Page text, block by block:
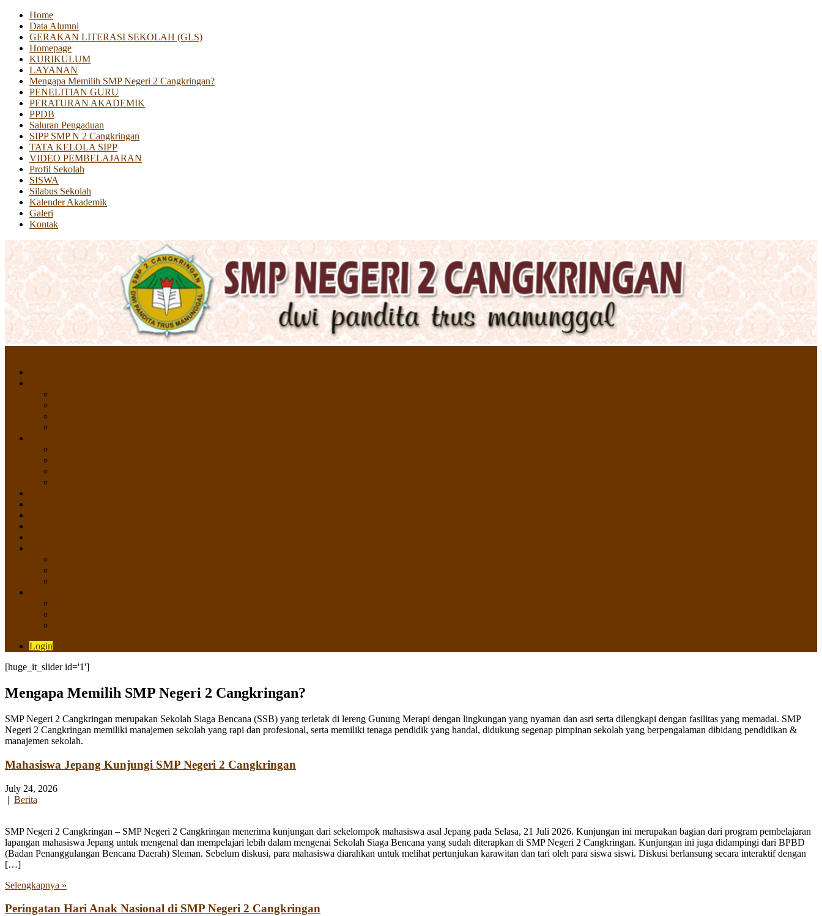
Home
Data Alumni
GERAKAN LITERASI SEKOLAH (GLS)
Homepage
KURIKULUM
LAYANAN
Mengapa Memilih SMP Negeri 2 Cangkringan?
PENELITIAN GURU
PERATURAN AKADEMIK
PPDB
Saluran Pengaduan
SIPP SMP N 2 Cangkringan
TATA KELOLA SIPP
VIDEO PEMBELAJARAN
Profil Sekolah
SISWA
Silabus Sekolah
Kalender Akademik
Galeri
Kontak
Login
[huge_it_slider id='1']
Mengapa Memilih SMP Negeri 2 Cangkringan?
SMP Negeri 2 Cangkringan merupakan Sekolah Siaga Bencana (SSB) yang terletak di lereng Gunung Merapi dengan lingkungan yang nyaman dan asri serta dilengkapi dengan fasilitas yang memadai. SMP
Negeri 2 Cangkringan memiliki manajemen sekolah yang rapi dan profesional, serta memiliki tenaga pendidik yang handal, didukung segenap pimpinan sekolah yang berpengalaman dibidang pendidikan &
manajemen sekolah.
Mahasiswa Jepang Kunjungi SMP Negeri 2 Cangkringan
July 24, 2026
| Berita
SMP Negeri 2 Cangkringan – SMP Negeri 2 Cangkringan menerima kunjungan dari sekelompok mahasiswa asal Jepang pada Selasa, 21 Juli 2026. Kunjungan ini merupakan bagian dari program pembelajaran
lapangan mahasiswa Jepang untuk mengenal dan mempelajari lebih dalam mengenai Sekolah Siaga Bencana yang sudah diterapkan di SMP Negeri 2 Cangkringan. Kunjungan ini juga didampingi dari BPBD
(Badan Penanggulangan Bencana Daerah) Sleman. Sebelum diskusi, para mahasiswa diarahkan untuk melihat pertunjukan karawitan dan tari oleh para siswa siswi. Diskusi berlansung secara interaktif dengan
[…]
Selengkapnya »
Peringatan Hari Anak Nasional di SMP Negeri 2 Cangkringan